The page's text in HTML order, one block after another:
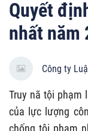
Quyết
nhất năm
Công ty
Truy nã tội phạm
của lực lượng
chống tội phạm